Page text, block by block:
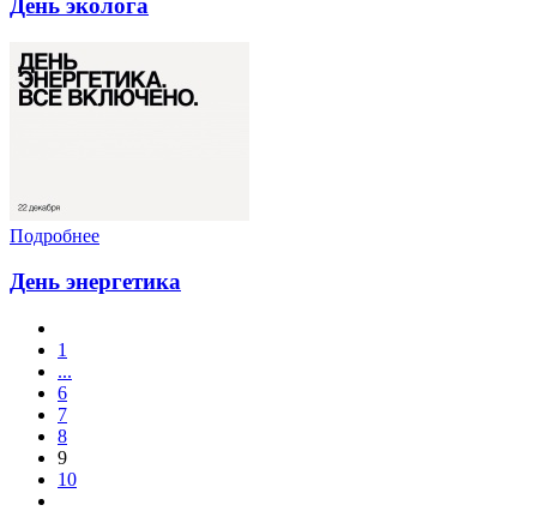
День эколога
Подробнее
День энергетика
1
...
6
7
8
9
10